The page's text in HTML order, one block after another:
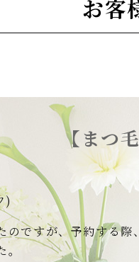
お客
【まつ
)
のですが、予約する